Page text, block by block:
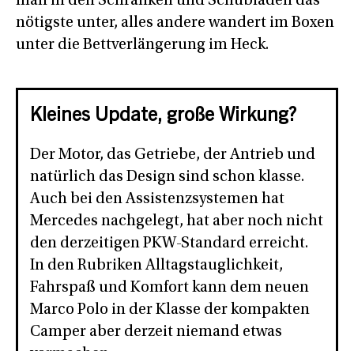
nötigste unter, alles andere wandert im Boxen
unter die Bettverlängerung im Heck.
Kleines Update, große Wirkung?
Der Motor, das Getriebe, der Antrieb und
natürlich das Design sind schon klasse.
Auch bei den Assistenzsystemen hat
Mercedes nachgelegt, hat aber noch nicht
den derzeitigen PKW-Standard erreicht.
In den Rubriken Alltagstauglichkeit,
Fahrspaß und Komfort kann dem neuen
Marco Polo in der Klasse der kompakten
Camper aber derzeit niemand etwas